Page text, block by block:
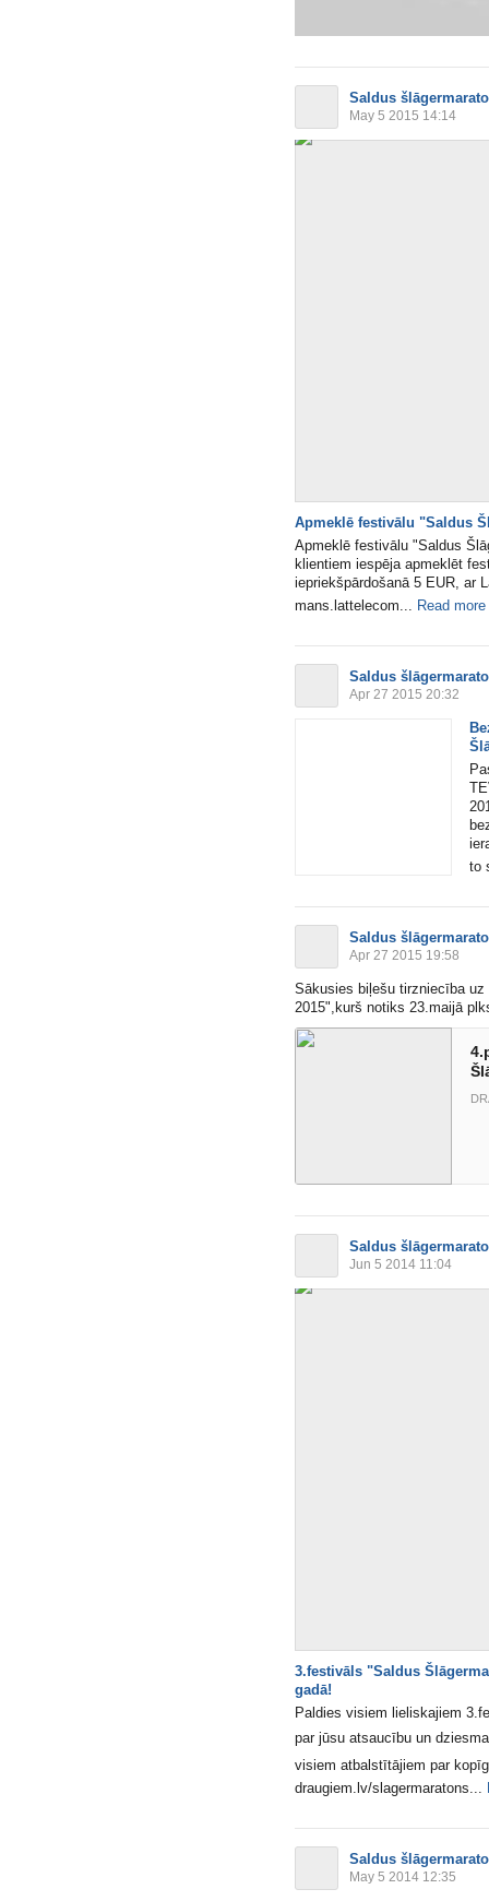
Saldus
May 5 2015 14:14
Apmeklē festivālu "Saldus
Apmeklē festivālu "Saldus
klientiem iespēja apmeklēt
iepriekšpārdošanā 5 EUR, ar
mans.lattelecom...
Read more
Saldus
Apr 27 2015 20:32
to
Saldus
Apr 27 2015 19:58
Sākusies biļešu tirzniecība
2015",kurš notiks 23.maijā
Saldus
Jun 5 2014 11:04
3.festivāls "Saldus
gadā!
Paldies visiem lieliskajiem
par jūsu atsaucību un
visiem atbalstītājiem par
draugiem.lv/slagermaratons...
Saldus
May 5 2014 12:35